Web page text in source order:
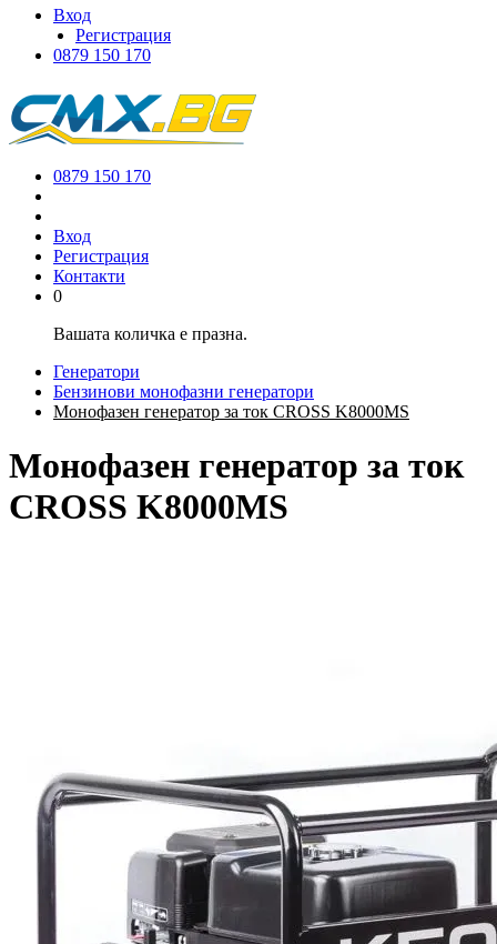
Вход
Регистрация
0879 150 170
0879 150 170
Вход
Регистрация
Контакти
0
Вашата количка е празна.
Генератори
Бензинови монофазни генератори
Монофазен генератор за ток CROSS K8000MS
Монофазен генератор за ток
CROSS K8000MS